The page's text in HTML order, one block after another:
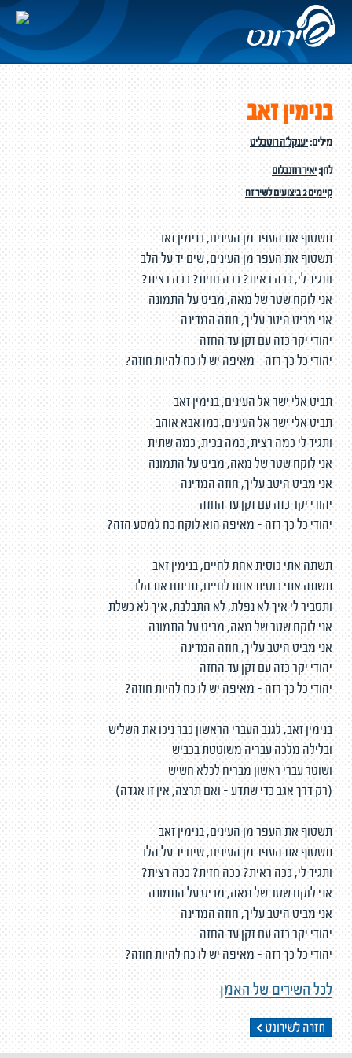
בנימין זאב
מילים:יענקל'ה רוטבליט
לחן:יאיר רוזנבלום
קיימים 2 ביצועים לשיר זה
תשטוף את העפר מן העינים, בנימין זאב
תשטוף את העפר מן העינים, שים יד על הלב
ותגיד לי, ככה ראית? ככה חזית? ככה רצית?
אני לוקח שטר של מאה, מביט על התמונה
אני מביט היטב עליך, חוזה המדינה
יהודי יקר כזה עם זקן עד החזה
יהודי כל כך רזה - מאיפה יש לו כח להיות חוזה?
תביט אלי ישר אל העינים, בנימין זאב
תביט אלי ישר אל העינים, כמו אבא אוהב
ותגיד לי כמה רצית, כמה בכית, כמה שתית
אני לוקח שטר של מאה, מביט על התמונה
אני מביט היטב עליך, חוזה המדינה
יהודי יקר כזה עם זקן עד החזה
יהודי כל כך רזה - מאיפה הוא לוקח כח למסע הזה?
תשתה אתי כוסית אחת לחיים, בנימין זאב
תשתה אתי כוסית אחת לחיים, תפתח את הלב
ותסביר לי איך לא נפלת, לא התבלבת, איך לא כשלת
אני לוקח שטר של מאה, מביט על התמונה
אני מביט היטב עליך, חוזה המדינה
יהודי יקר כזה עם זקן עד החזה
יהודי כל כך רזה - מאיפה יש לו כח להיות חוזה?
בנימין זאב, לגנב העברי הראשון כבר ניכו את השליש
ובלילה מלכה עבריה משוטטת בכביש
ושוטר עברי ראשון מבריח לכלא חשיש
(רק דרך אגב כדי שתדע - ואם תרצה, אין זו אגדה)
תשטוף את העפר מן העינים, בנימין זאב
תשטוף את העפר מן העינים, שים יד על הלב
ותגיד לי, ככה ראית? ככה חזית? ככה רצית?
אני לוקח שטר של מאה, מביט על התמונה
אני מביט היטב עליך, חוזה המדינה
יהודי יקר כזה עם זקן עד החזה
יהודי כל כך רזה - מאיפה יש לו כח להיות חוזה?
לכל השירים של האמן